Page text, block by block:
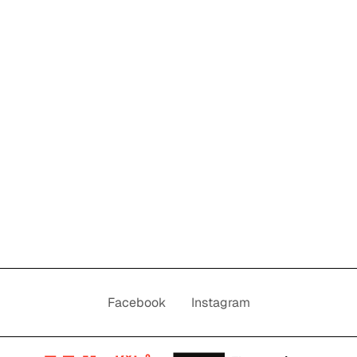
Facebook Instagram